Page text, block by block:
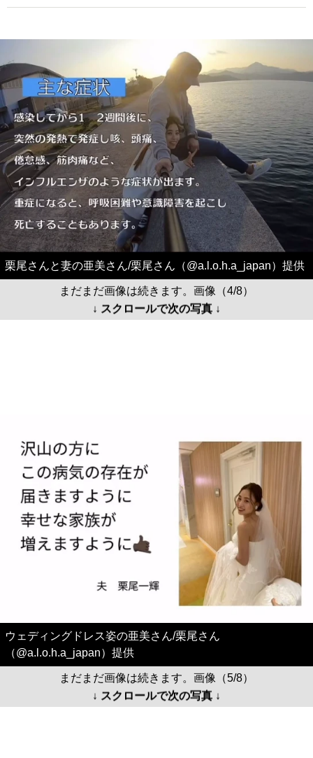
栗尾さんと妻の亜美さん/栗尾さん（@a.l.o.h.a_japan）提供
まだまだ画像は続きます。画像（4/8）
↓ スクロールで次の写真 ↓
ウェディングドレス姿の亜美さん/栗尾さん
（@a.l.o.h.a_japan）提供
まだまだ画像は続きます。画像（5/8）
↓ スクロールで次の写真 ↓